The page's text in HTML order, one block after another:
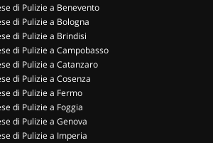
di Pulizie a Benevento
di Pulizie a Bologna
di Pulizie a Brindisi
di Pulizie a Campobasso
di Pulizie a Catanzaro
di Pulizie a Cosenza
di Pulizie a Fermo
di Pulizie a Foggia
di Pulizie a Genova
di Pulizie a Imperia